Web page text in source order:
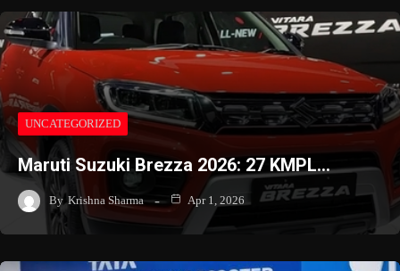
UNCATEGORIZED
Maruti Suzuki Brezza 2026: 27 KMPL…
By Krishna Sharma Apr 1, 2026